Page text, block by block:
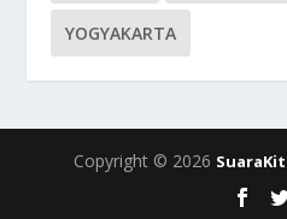
YOGYAKARTA
Copyright © 2026